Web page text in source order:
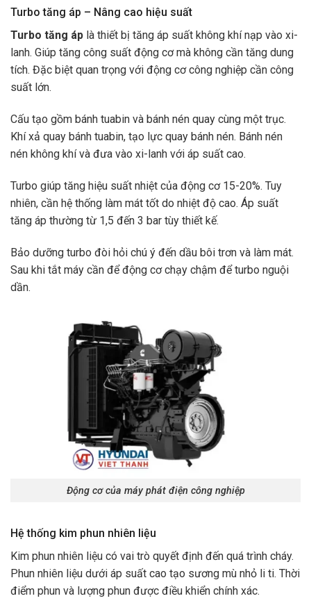
Turbo tăng áp – Nâng cao hiệu suất
Turbo tăng áp là thiết bị tăng áp suất không khí nạp vào xi-
lanh. Giúp tăng công suất động cơ mà không cần tăng dung
tích. Đặc biệt quan trọng với động cơ công nghiệp cần công
suất lớn.
Cấu tạo gồm bánh tuabin và bánh nén quay cùng một trục.
Khí xả quay bánh tuabin, tạo lực quay bánh nén. Bánh nén
nén không khí và đưa vào xi-lanh với áp suất cao.
Turbo giúp tăng hiệu suất nhiệt của động cơ 15-20%. Tuy
nhiên, cần hệ thống làm mát tốt do nhiệt độ cao. Áp suất
tăng áp thường từ 1,5 đến 3 bar tùy thiết kế.
Bảo dưỡng turbo đòi hỏi chú ý đến dầu bôi trơn và làm mát.
Sau khi tắt máy cần để động cơ chạy chậm để turbo nguội
dần.
Động cơ của máy phát điện công nghiệp
Hệ thống kim phun nhiên liệu
Kim phun nhiên liệu có vai trò quyết định đến quá trình cháy.
Phun nhiên liệu dưới áp suất cao tạo sương mù nhỏ li ti. Thời
điểm phun và lượng phun được điều khiển chính xác.